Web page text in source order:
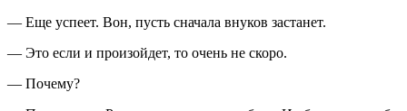
— Еще успеет. Вон, пусть сначала внуков застанет.
— Это если и произойдет, то очень не скоро.
— Почему?